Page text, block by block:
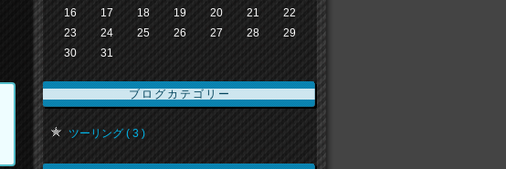
16
17 18 19 20 21
22
23
24 25 26 27 28
29
30
31
ブログカテゴリー
ツーリング ( 3 )